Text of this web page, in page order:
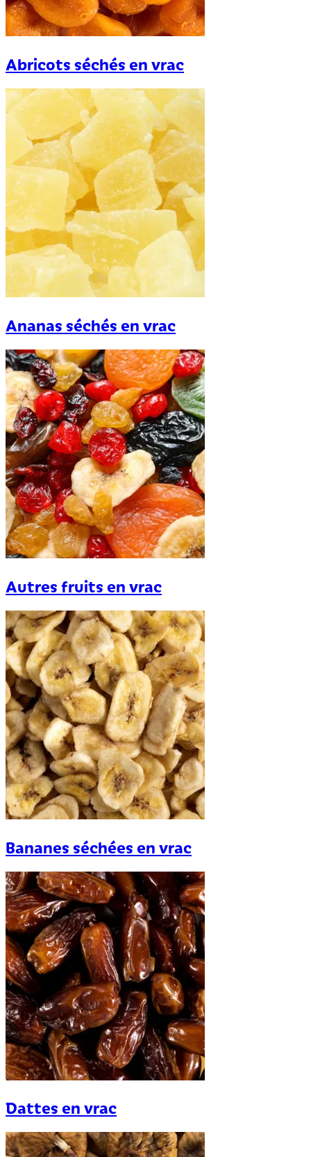
Abricots séchés en vrac
Ananas séchés en vrac
Autres fruits en vrac
Bananes séchées en vrac
Dattes en vrac